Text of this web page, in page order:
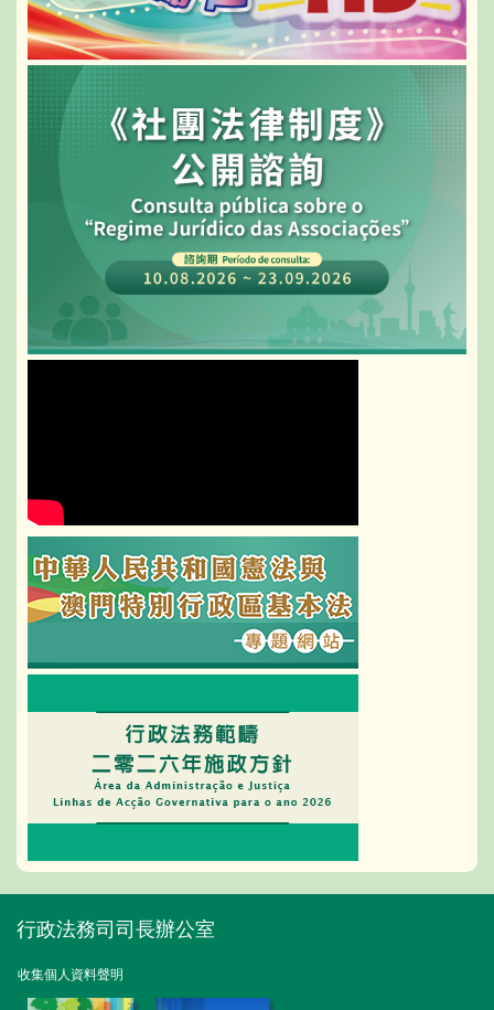
行政法務司司長辦公室
收集個人資料聲明